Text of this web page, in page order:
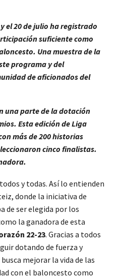
el 20 de julio ha registrado
suficiente como
Una muestra de la
programa y del
de aficionados del
una parte de la dotación
Esta edición de Liga
más de 200 historias
cinco finalistas.
y todas. Así lo entienden
donde la iniciativa de
de ser elegida por los
la ganadora de esta
22-23. Gracias a todos
dotando de fuerza y
mejorar la vida de las
con el baloncesto como